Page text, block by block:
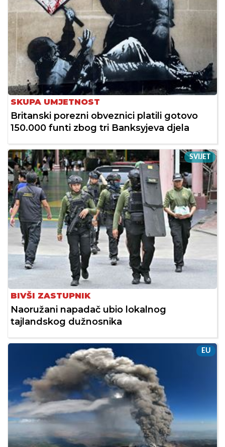
SKUPA UMJETNOST
Britanski porezni obveznici platili gotovo
150.000 funti zbog tri Banksyjeva djela
SVIJET
BIVŠI ZASTUPNIK
Naoružani napadač ubio lokalnog
tajlandskog dužnosnika
EU